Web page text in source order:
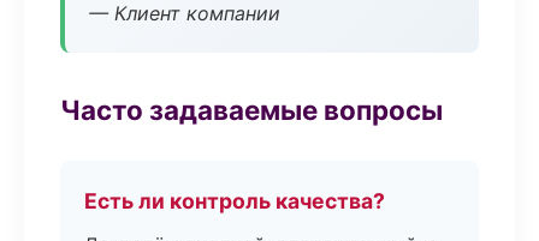
— Клиент компании
Часто задаваемые вопросы
Есть ли контроль качества?